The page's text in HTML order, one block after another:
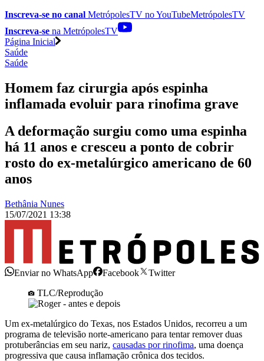
Inscreva-se no canal MetrópolesTV noYouTubeMetrópolesTV
Inscreva-se na MetrópolesTV
Página Inicial
Saúde
Saúde
Homem faz cirurgia após espinha
inflamada evoluir para rinofima grave
A deformação surgiu como uma espinha
há 11 anos e cresceu a ponto de cobrir
rosto do ex-metalúrgico americano de 60
anos
Bethânia Nunes
15/07/2021 13:38
Enviar no WhatsApp Facebook
Twitter
TLC/Reprodução
Um ex-metalúrgico do Texas, nos Estados Unidos, recorreu a um
programa de televisão norte-americano para tentar remover duas
protuberâncias em seu nariz, causadas por rinofima, uma doença
progressiva que causa inflamação crônica dos tecidos.